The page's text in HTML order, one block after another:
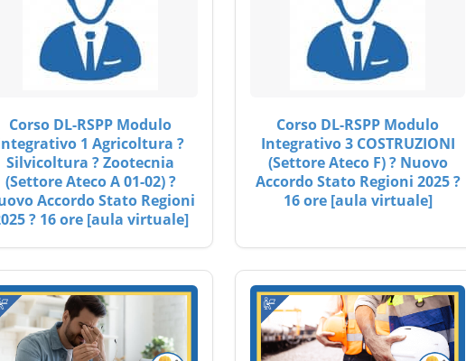
Corso DL-RSPP Modulo
1 Agricoltura ?
Silvicoltura ? Zootecnia
(Settore Ateco A 01-02) ?
Accordo Stato Regioni
? 16 ore [aula virtuale]
Corso DL-RSPP Modulo
Integrativo 3 COSTRUZIONI
(Settore Ateco F) ? Nuovo
Accordo Stato Regioni 2025 ?
16 ore [aula virtuale]